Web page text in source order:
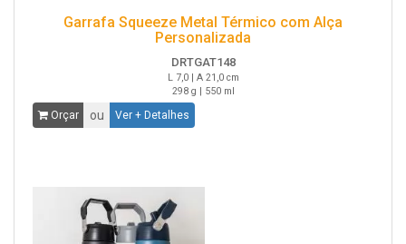
Garrafa Squeeze Metal Térmico com Alça
Personalizada
DRTGAT148
L 7,0 | A 21,0 cm
298 g | 550 ml
Orçar ou Ver + Detalhes